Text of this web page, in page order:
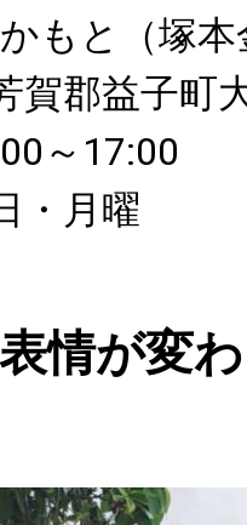
もと（塚本
賀郡益子町
～17:00
・月曜
情が変